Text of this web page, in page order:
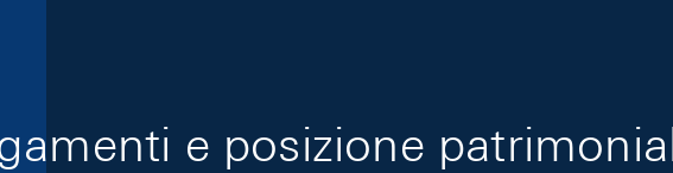
e posizione